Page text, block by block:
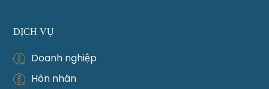
DỊCH VỤ
Doanh nghiệp
Hôn nhân